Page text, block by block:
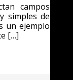
campos
simples de
un ejemplo
[…]